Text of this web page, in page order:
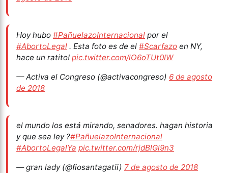
Hoy hubo #PañuelazoInternacional por el
#AbortoLegal . Esta foto es de el #Scarfazo en NY,
hace un ratito! pic.twitter.com/lO6oTUt0IW
— Activa el Congreso (@activacongreso) 6 de agosto
de 2018
el mundo los está mirando, senadores. hagan historia
y que sea ley ?#PañuelazoInternacional
#AbortoLegalYa pic.twitter.com/rjdBlGl9n3
— gran lady (@fiosantagatii) 7 de agosto de 2018